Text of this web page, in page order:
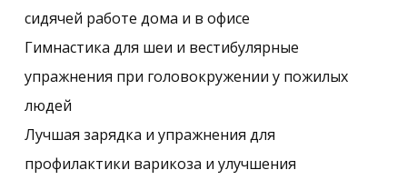
сидячей работе дома и в офисе
Гимнастика для шеи и вестибулярные
упражнения при головокружении у пожилых
людей
Лучшая зарядка и упражнения для
профилактики варикоза и улучшения